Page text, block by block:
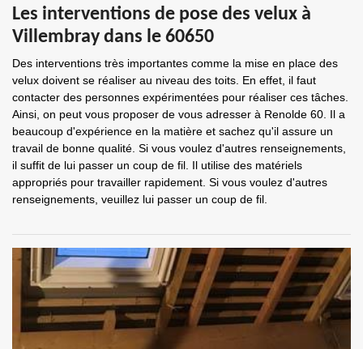
Les interventions de pose des velux à
Villembray dans le 60650
Des interventions très importantes comme la mise en place des
velux doivent se réaliser au niveau des toits. En effet, il faut
contacter des personnes expérimentées pour réaliser ces tâches.
Ainsi, on peut vous proposer de vous adresser à Renolde 60. Il a
beaucoup d'expérience en la matière et sachez qu'il assure un
travail de bonne qualité. Si vous voulez d'autres renseignements,
il suffit de lui passer un coup de fil. Il utilise des matériels
appropriés pour travailler rapidement. Si vous voulez d'autres
renseignements, veuillez lui passer un coup de fil.